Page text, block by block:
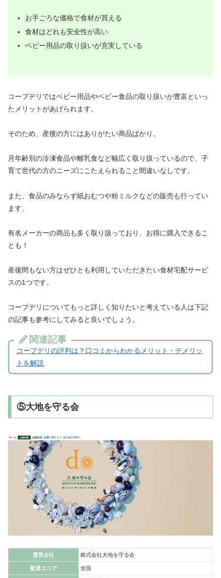
お手ごろな価格で食材が買える
食材はどれも安全性が高い
ベビー用品の取り扱いが充実している
コープデリではベビー用品やベビー食品の取り扱いが豊富といっ
たメリットがあげられます。
そのため、産後の方にはありがたい商品ばかり。
月年齢別の冷凍食品や離乳食など幅広く取り扱っているので、子
育て世代の方のニーズにこたえられること間違いなしです。
また、食品のみならず紙おむつや粉ミルクなどの販売も行ってい
ます。
有名メーカーの商品も多く取り扱っており、お得に購入できるこ
とも！
産後間もない方はぜひとも利用していただきたい食材宅配サービ
スの1つです。
コープデリについてもっと詳しく知りたいと考えている人は下記
の記事も参考にしてみると良いでしょう。
関連記事
コープデリの評判は？口コミからわかるメリット・デメリッ
トを解説
⑤大地を守る会
運営会社 株式会社大地を守る会
配達エリア 全国